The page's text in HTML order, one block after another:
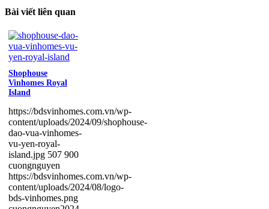
Bài viết liên quan
Shophouse
Vinhomes Royal
Island
https://bdsvinhomes.com.vn/wp-
content/uploads/2024/09/shophouse-
dao-vua-vinhomes-
vu-yen-royal-
island.jpg 507 900
cuongnguyen
https://bdsvinhomes.com.vn/wp-
content/uploads/2024/08/logo-
bds-vinhomes.png